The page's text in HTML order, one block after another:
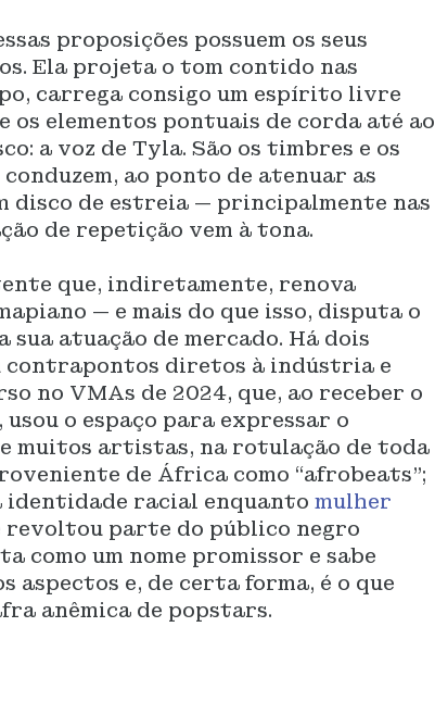
proposições possuem os seus
Ela projeta o tom contido nas
carrega consigo um espírito livre
os elementos pontuais de corda até ao
a voz de Tyla. São os timbres e os
ao ponto de atenuar as
disco de estreia — principalmente nas
de repetição vem à tona.
que, indiretamente, renova
— e mais do que isso, disputa o
atuação de mercado. Há dois
contrapontos diretos à indústria e
no VMAs de 2024, que, ao receber o
o espaço para expressar o
muitos artistas, na rotulação de toda
de África como “afrobeats”;
identidade racial enquantomulher
revoltou parte do público negro
como um nome promissor e sabe
aspectos e, de certa forma, é o que
anêmica de popstars.